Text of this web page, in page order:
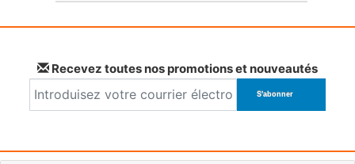
Recevez toutes nos promotions et nouveautés